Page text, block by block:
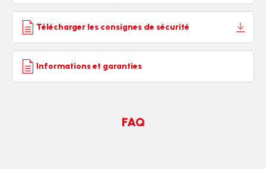
Télécharger les consignes de sécurité
Informations et garanties
FAQ